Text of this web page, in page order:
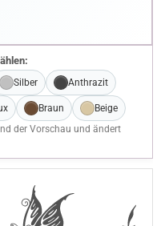
Silber Anthrazit
Braun
Beige
der Vorschau und ändert